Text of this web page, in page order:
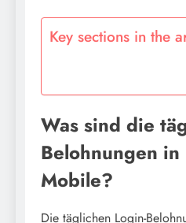
Key sections in the
Was sind die
Belohnungen
Mobile?
Die täglichen Login-